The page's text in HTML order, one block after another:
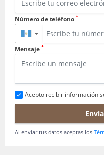
Número de teléfono *
▼
Mensaje *
Acepto recibir información
Al enviar tus datos aceptas los